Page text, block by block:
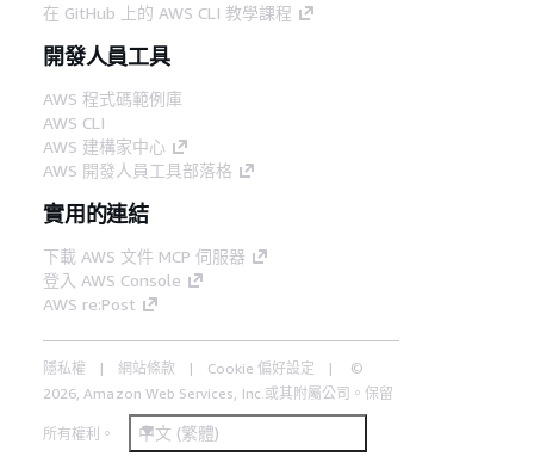
在 GitHub 上的 AWS CLI 教學課程
開發人員工具
AWS 程式碼範例庫
AWS CLI
AWS 建構家中心
AWS 開發人員工具部落格
實用的連結
下載 AWS 文件 MCP 伺服器
登入 AWS Console
AWS re:Post
隱私權 網站條款 Cookie 偏好設定
©
2026, Amazon Web Services, Inc.或其附屬公司。保留
所有權利。 中文 (繁體)